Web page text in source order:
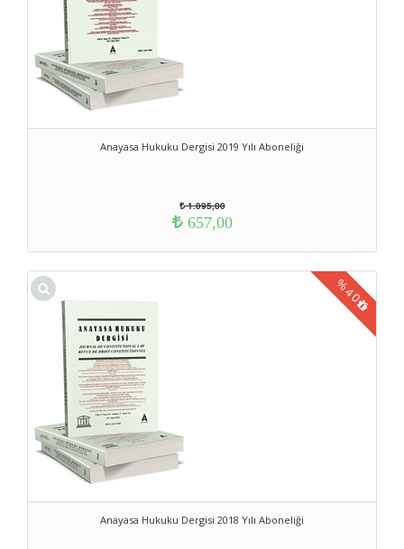
Anayasa Hukuku Dergisi 2019 Yılı Aboneliği
1.095,00
657,00
Anayasa Hukuku Dergisi 2018 Yılı Aboneliği
%40